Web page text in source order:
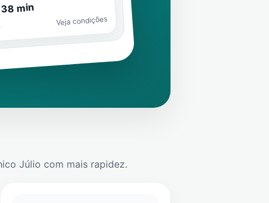
min
Veja condições
Júlio com mais rapidez.